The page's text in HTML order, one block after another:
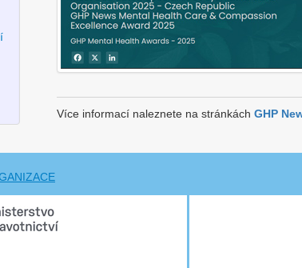
Více informací naleznete na stránkáchGHP